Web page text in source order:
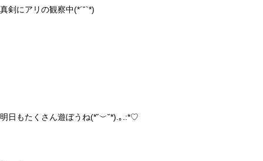
真剣にアリの観察中(*´˘`*)
明日もたくさん遊ぼうね(*˘︶˘*).｡.:*♡